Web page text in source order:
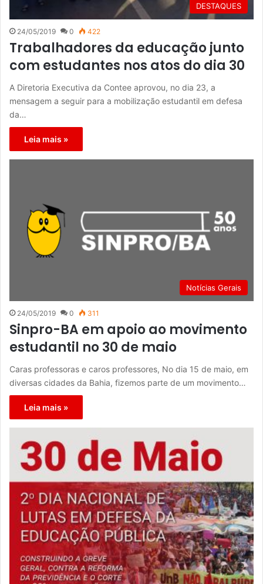
DESTAQUES
24/05/2019 0 422
Trabalhadores da educação junto
com estudantes nos atos do dia 30
A Diretoria Executiva da Contee aprovou, no dia 23, a
mensagem a seguir para a mobilização estudantil em defesa
da…
Leia mais »
Notícias Gerais
24/05/2019 0 311
Sinpro-BA em apoio ao movimento
estudantil no 30 de maio
Caras professoras e caros professores, No dia 15 de maio, em
diversas cidades da Bahia, fizemos parte de um movimento…
Leia mais »